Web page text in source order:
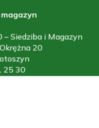
– Siedziba i Magazyn
20
25 30